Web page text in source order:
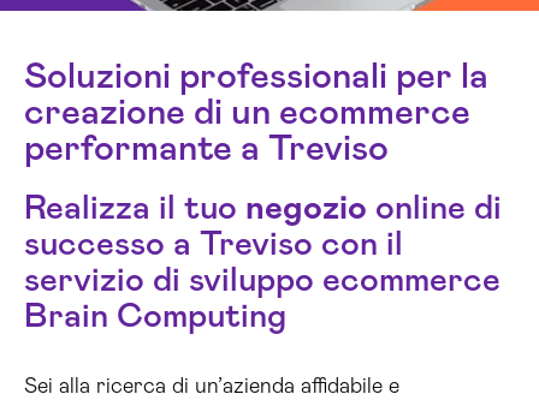
Soluzioni professionali per la
creazione di un ecommerce
performante a Treviso
Realizza il tuo negozio online di
successo a Treviso con il
servizio di sviluppo ecommerce
Brain Computing
Sei alla ricerca di un’azienda affidabile e